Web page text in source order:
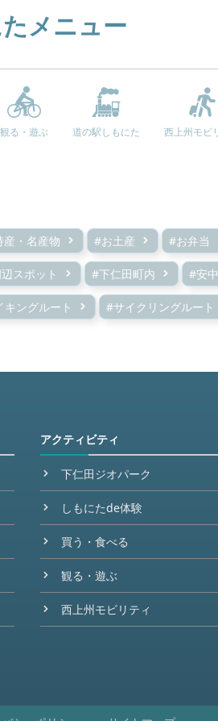
メニュー
観る・遊ぶ 道の駅しもにた 西上州モビ
・名産物 #お土産 #お弁当
スポット #下仁田町内 #安
キングルート #サイクリングルート
アクティビティ
下仁田ジオパーク
しもにたde体験
買う・食べる
観る・遊ぶ
西上州モビリティ